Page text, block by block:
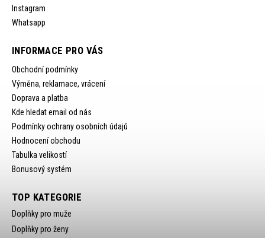
Instagram
Whatsapp
INFORMACE PRO VÁS
Obchodní podmínky
Výměna, reklamace, vrácení
Doprava a platba
Kde hledat email od nás
Podmínky ochrany osobních údajů
Hodnocení obchodu
Tabulka velikostí
Bonusový systém
TOP KATEGORIE
Doplňky pro muže
Doplňky pro ženy